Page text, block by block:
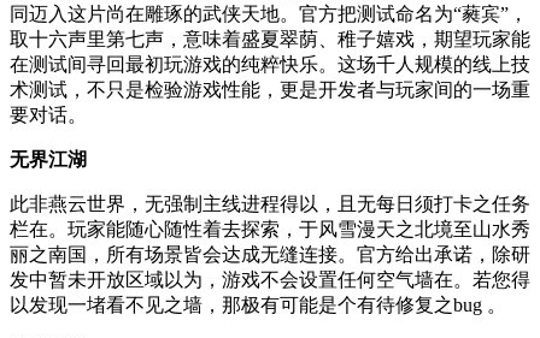
同迈入这片尚在雕琢的武侠天地。官方把测试命名为“蕤宾”，
取十六声里第七声，意味着盛夏翠荫、稚子嬉戏，期望玩家能
在测试间寻回最初玩游戏的纯粹快乐。这场千人规模的线上技
术测试，不只是检验游戏性能，更是开发者与玩家间的一场重
要对话。
无界江湖
此非燕云世界，无强制主线进程得以，且无每日须打卡之任务
栏在。玩家能随心随性着去探索，于风雪漫天之北境至山水秀
丽之南国，所有场景皆会达成无缝连接。官方给出承诺，除研
发中暂未开放区域以为，游戏不会设置任何空气墙在。若您得
以发现一堵看不见之墙，那极有可能是个有待修复之bug 。